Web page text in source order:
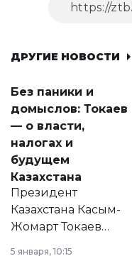
ДРУГИЕ НОВОСТИ
Без паники и
домыслов: Токаев
— о власти,
налогах и
будущем
Казахстана
Президент
Казахстана Касым-
Жомарт Токаев
5 января, 10:15